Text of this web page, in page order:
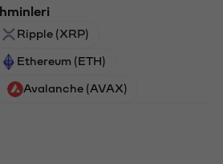
Ripple (XRP)
Ethereum (ETH)
Avalanche (AVAX)